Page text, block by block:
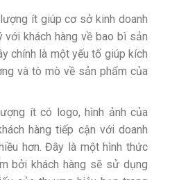
ít giúp cơ sở kinh doanh
với khách hàng về bao bì sản
chính là một yếu tố giúp kích
và tò mò về sản phẩm của
ít có logo, hình ảnh của
hàng tiếp cận với doanh
hơn. Đây là một hình thức
bởi khách hàng sẽ sử dụng